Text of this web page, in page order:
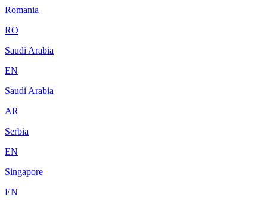
Romania
RO
Saudi Arabia
EN
Saudi Arabia
AR
Serbia
EN
Singapore
EN